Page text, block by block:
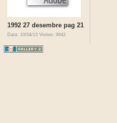
1992 27 desembre pag 21
Data: 10/04/13 Visites: 9942